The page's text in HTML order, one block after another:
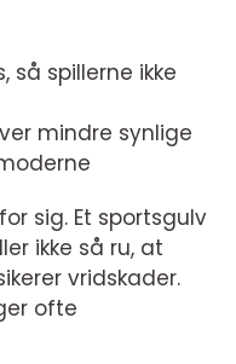
så spillerne ikke
mindre synlige
sig. Et sportsgulv
ikke så ru, at
vridskader.
ofte